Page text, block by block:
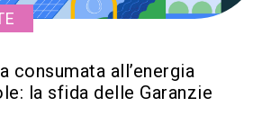
consumata all’energia
la sfida delle Garanzie